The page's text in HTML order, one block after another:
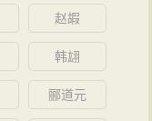
赵嘏
韩翃
郦道元